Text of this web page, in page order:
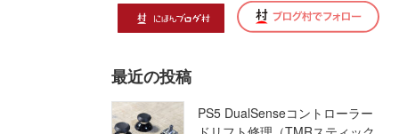
最近の投稿
PS5 DualSenseコントローラー